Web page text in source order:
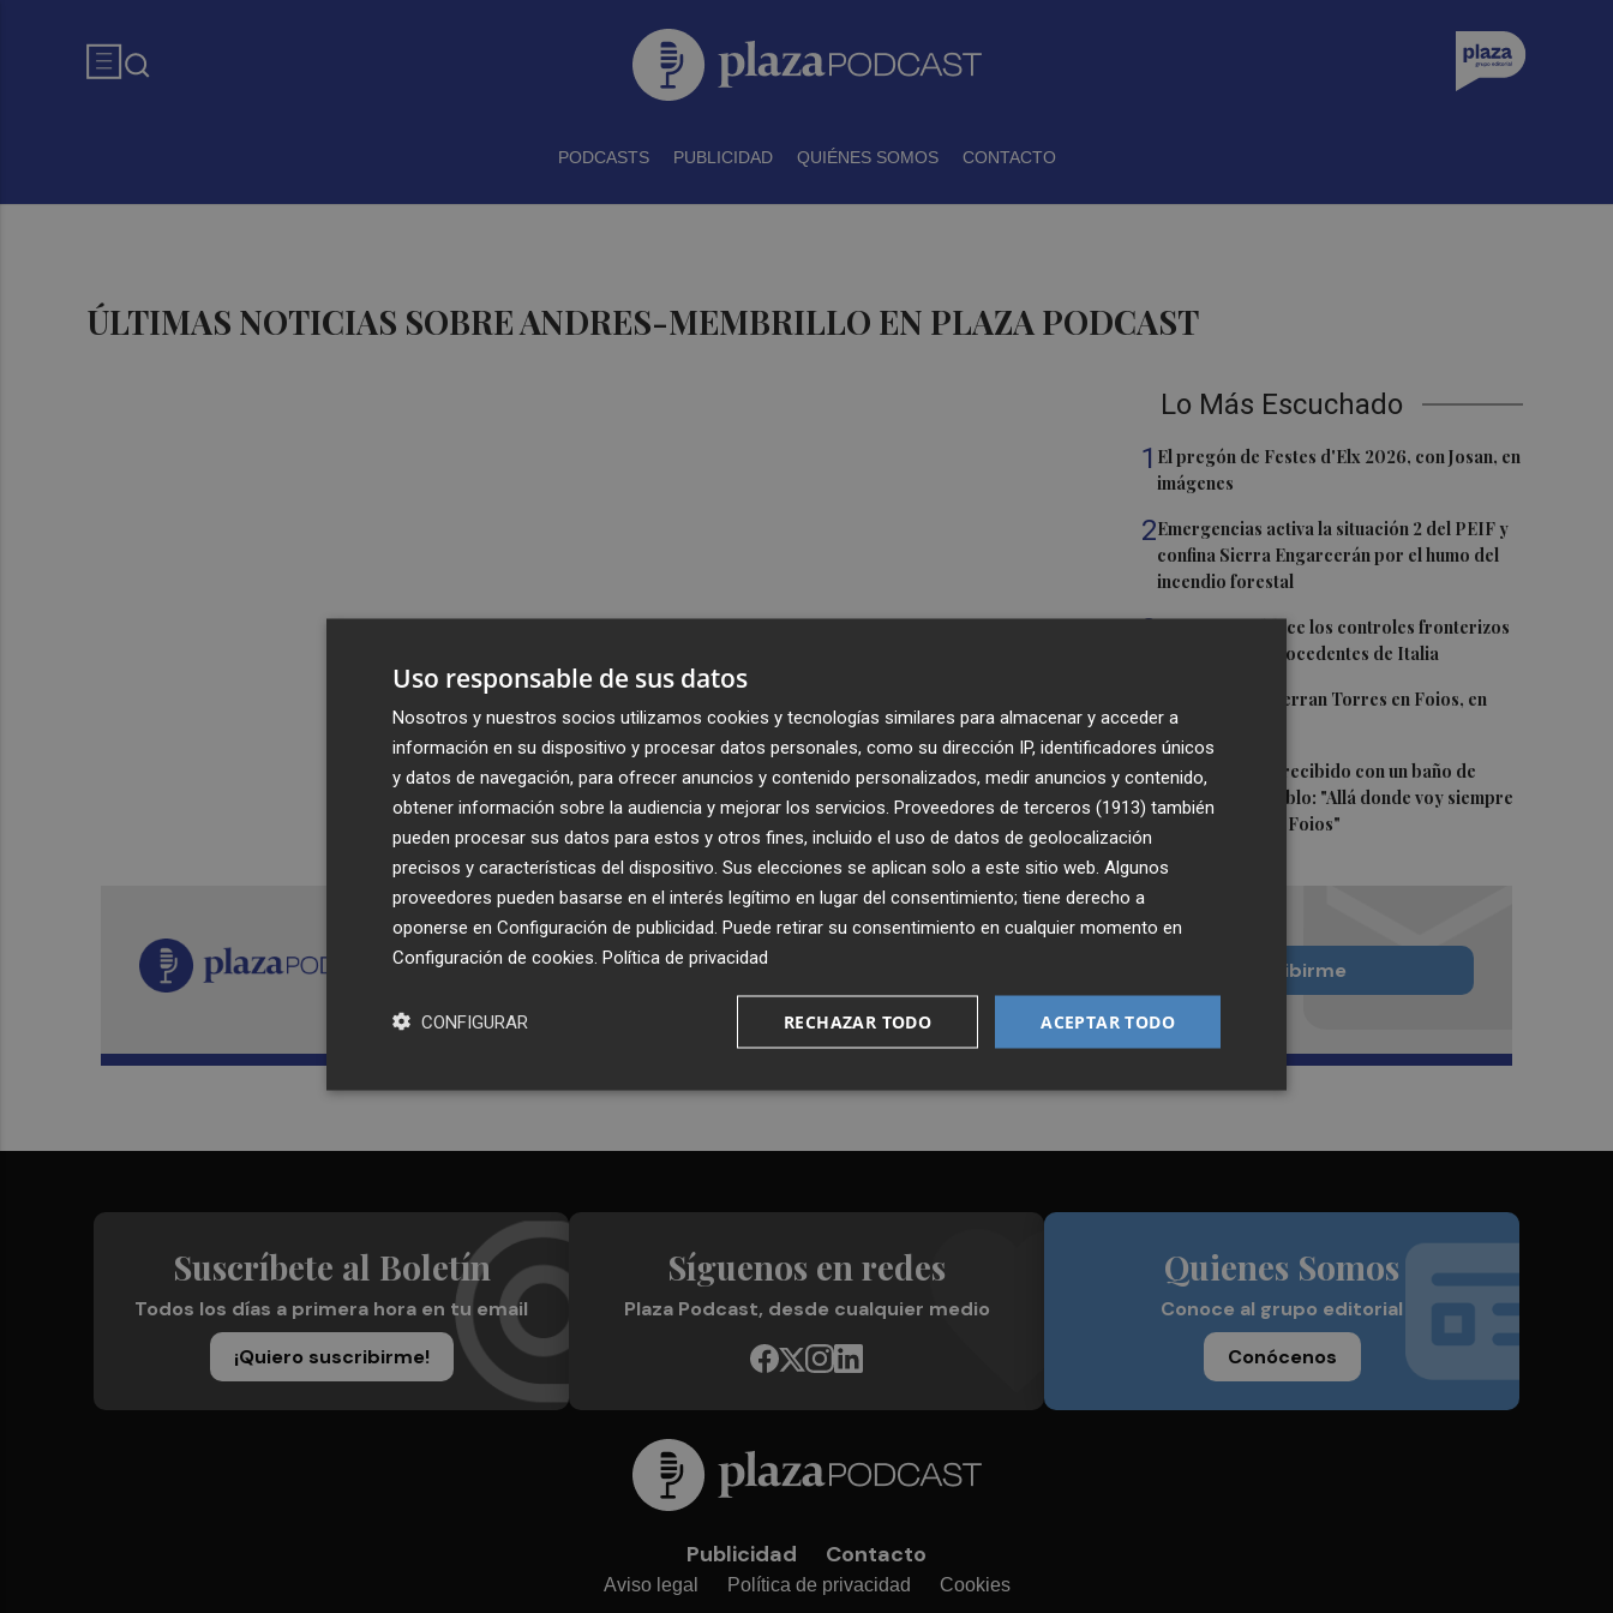
PODCASTS PUBLICIDAD QUIÉNES SOMOS CONTACTO
ÚLTIMAS NOTICIAS SOBRE ANDRES-MEMBRILLO EN PLAZA PODCAST
Lo Más Escuchado
1 El pregón de Festes d'Elx 2026, con Josan, en
imágenes
2Emergencias activa la situación 2 del PEIF y
confina Sierra Engarcerán por el humo del
incendio forestal
3España restablece los controles fronterizos
a los viajeros procedentes de Italia
El homenaje a Ferran Torres en Foios, en
imágenes
5Ferran Torres, recibido con un baño de
masas en su pueblo: "Allá donde voy siempre
digo que soy de Foios"
Recibe toda la actualidad de
Plaza Podcast en tu correo
Quiero suscribirme
Suscríbete al Boletín
Todos los días a primera hora en tu email
¡Quiero suscribirme!
Síguenos en redes
Plaza Podcast, desde cualquier medio
Quienes Somos
Conoce al grupo editorial
Conócenos
Publicidad Contacto
Aviso legal Política de privacidad Cookies
Uso responsable de sus datos
Nosotros y nuestros socios utilizamos cookies y tecnologías similares para almacenar y acceder a
información en su dispositivo y procesar datos personales, como su dirección IP, identificadores únicos
y datos de navegación, para ofrecer anuncios y contenido personalizados, medir anuncios y contenido,
obtener información sobre la audiencia y mejorar los servicios. Proveedores de terceros (1913) también
pueden procesar sus datos para estos y otros fines, incluido el uso de datos de geolocalización
precisos y características del dispositivo. Sus elecciones se aplican solo a este sitio web. Algunos
proveedores pueden basarse en el interés legítimo en lugar del consentimiento; tiene derecho a
oponerse en Configuración de publicidad . Puede retirar su consentimiento en cualquier momento en
Configuración de cookies Política de privacidad
ACEPTAR TODO
RECHAZAR TODO
CONFIGURAR